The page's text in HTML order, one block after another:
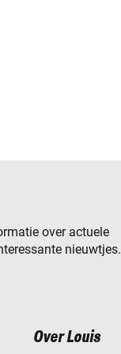
over actuele
nieuwtjes.
Over Louis